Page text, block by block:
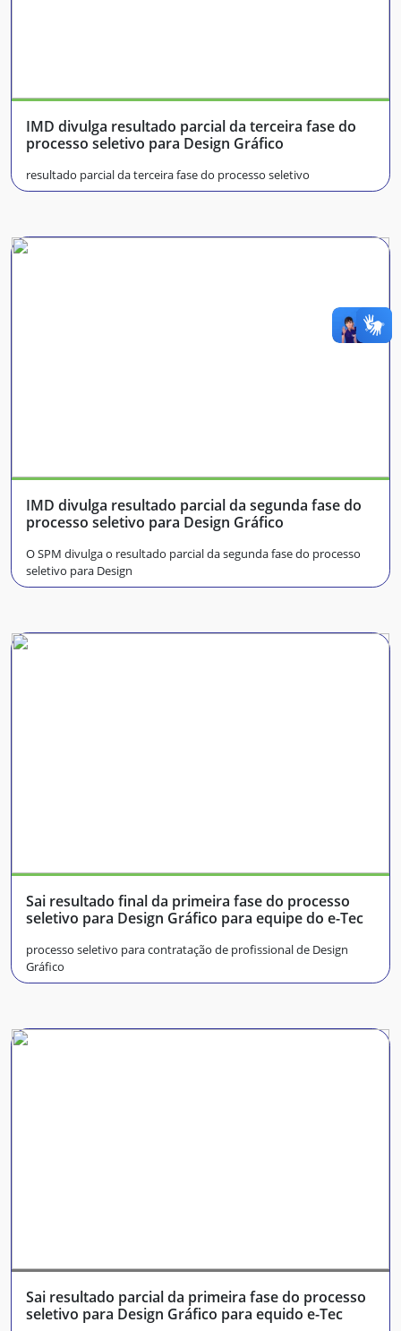
IMD divulga resultado parcial da terceira fase do
processo seletivo para Design Gráfico
resultado parcial da terceira fase do processo seletivo
IMD divulga resultado parcial da segunda fase do
processo seletivo para Design Gráfico
O SPM divulga o resultado parcial da segunda fase do processo
seletivo para Design
Sai resultado final da primeira fase do processo
seletivo para Design Gráfico para equipe do e-Tec
processo seletivo para contratação de profissional de Design
Gráfico
Sai resultado parcial da primeira fase do processo
seletivo para Design Gráfico para equido e-Tec